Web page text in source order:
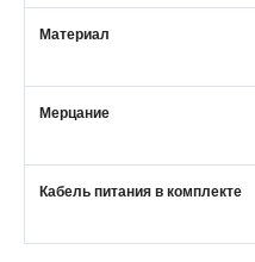
Материал
Мерцание
Кабель питания в комплекте